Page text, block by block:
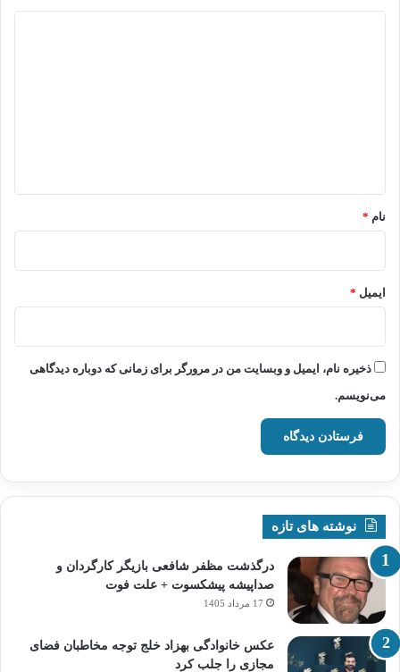
نام *
ایمیل *
ذخیره نام، ایمیل و وبسایت من در مرورگر برای زمانی که دوباره دیدگاهی
می‌نویسم.
نوشته های تازه
درگذشت مظفر شافعی بازیگر کارگردان و
صداپیشه پیشکسوت + علت فوت
17 مرداد 1405
عکس خانوادگی بهزاد خلج توجه مخاطبان فضای
مجازی را جلب کرد